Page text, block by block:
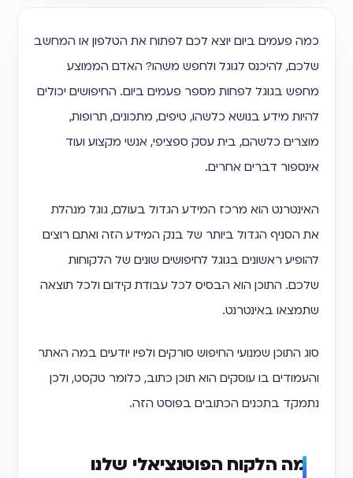
כמה פעמים ביום יוצא לכם לפתוח את הטלפון או המחשב
שלכם, להיכנס לגוגל ולחפש משהו? האדם הממוצע
מחפש בגוגל לפחות מספר פעמים ביום. החיפושים יכולים
להיות מידע בנושא כלשהו, טיפים, מתכונים, תרופות,
מוצרים כלשהם, בית עסק ספציפי, אנשי מקצוע ועוד
אינספור דברים אחרים.
האינטרנט הוא מרכז המידע הגדול בעולם, גוגל מנהלת
את הסניף הגדול ביותר של בנק המידע הזה ואתם רוצים
להופיע ראשונים בגוגל לחיפושים שונים של הלקוחות
שלכם. התוכן הוא הבסיס לכל עבודת קידום ולכל תוצאה
שתמצאו באינטרנט.
סוג התוכן שמנועי החיפוש סורקים ולפיו יודעים במה האתר
והעמודים בו עוסקים הוא תוכן כתוב, כלומר טקסט, ולכן
נתמקד בתכנים הכתובים בפוסט הזה.
מה הלקוח הפוטנציאלי שלנו